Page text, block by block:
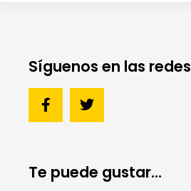
Síguenos en las redes
Te puede gustar...